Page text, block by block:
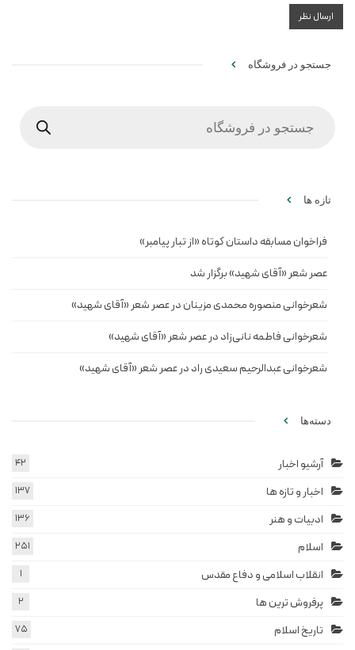
جستجو در فروشگاه
تازه ها
فراخوان مسابقه داستان کوتاه «از تبار پیامبر»
عصر شعر «آقای شهید» برگزار شد
شعرخوانی منصوره محمدی مزینان در عصر شعر «آقای شهید»
شعرخوانی فاطمه نانی‌زاد در عصر شعر «آقای شهید»
شعرخوانی عبدالرحیم سعیدی راد در عصر شعر «آقای شهید»
دسته‌ها
آرشیو اخبار 42
اخبار و تازه ها 137
ادبیات و هنر 136
اسلام 251
انقلاب اسلامی و دفاع مقدس 1
پرفروش ترین ها 2
تاریخ اسلام 75